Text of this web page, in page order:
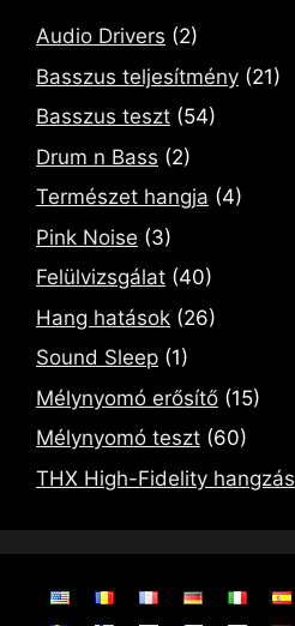
Audio Drivers (2)
Basszus teljesítmény (21)
Basszus teszt (54)
Drum n Bass (2)
Természet hangja (4)
Pink Noise (3)
Felülvizsgálat (40)
Hang hatások (26)
Sound Sleep (1)
Mélynyomó erősítő (15)
Mélynyomó teszt (60)
THX High-Fidelity hangzás